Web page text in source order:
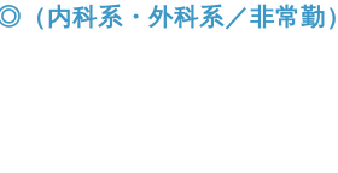
（内科系・外科系／非常勤）